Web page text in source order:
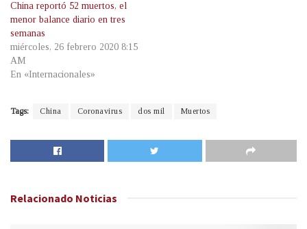
China reportó 52 muertos, el
menor balance diario en tres
semanas
miércoles, 26 febrero 2020 8:15
AM
En «Internacionales»
Tags: China Coronavirus dos mil Muertos
Relacionado Noticias